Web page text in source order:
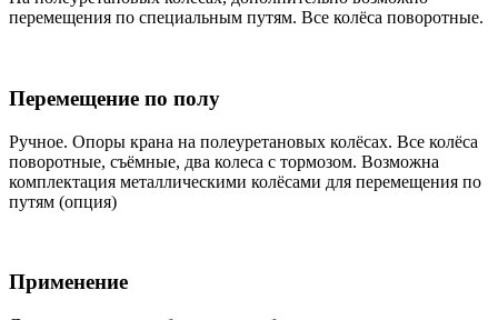
перемещения по специальным путям. Все колёса поворотные.
Перемещение по полу
Ручное. Опоры крана на полеуретановых колёсах. Все колёса
поворотные, съёмные, два колеса с тормозом. Возможна
комплектация металлическими колёсами для перемещения по
путям (опция)
Применение